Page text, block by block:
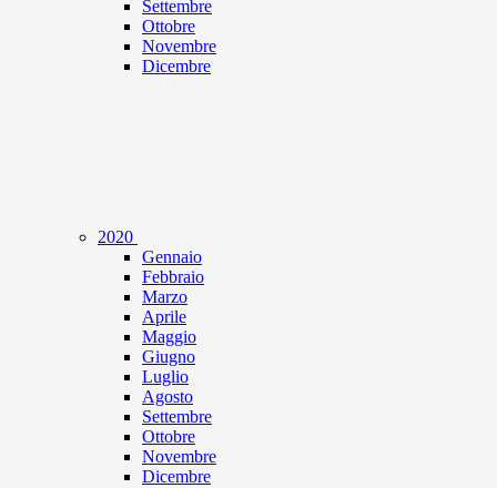
Settembre
Ottobre
Novembre
Dicembre
2020
Gennaio
Febbraio
Marzo
Aprile
Maggio
Giugno
Luglio
Agosto
Settembre
Ottobre
Novembre
Dicembre